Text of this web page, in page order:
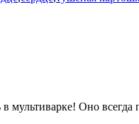
мультиварке! Оно